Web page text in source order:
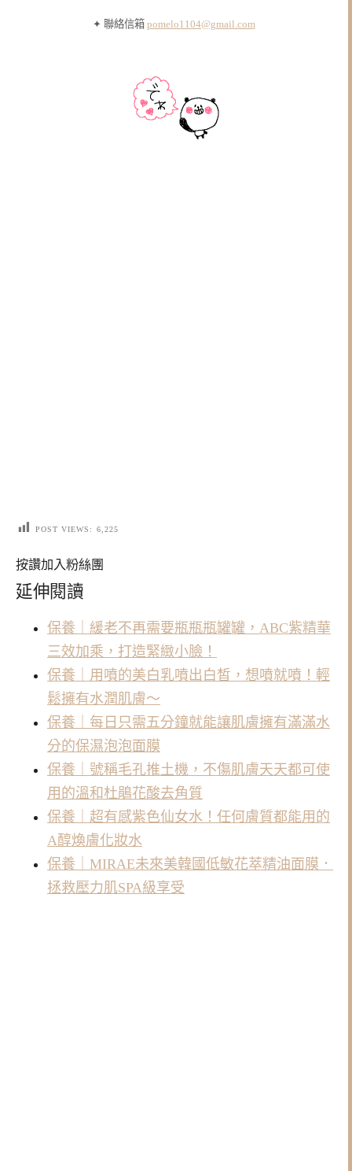
✦ 聯絡信箱 pomelo1104@gmail.com
POST VIEWS: 6,225
按讚加入粉絲團
延伸閱讀
保養｜緩老不再需要瓶瓶瓶罐罐，ABC紫精華
三效加乘，打造緊緻小臉！
保養｜用噴的美白乳噴出白皙，想噴就噴！輕
鬆擁有水潤肌膚～
保養｜每日只需五分鐘就能讓肌膚擁有滿滿水
分的保濕泡泡面膜
保養｜號稱毛孔推土機，不傷肌膚天天都可使
用的溫和杜鵑花酸去角質
保養｜超有感紫色仙女水！任何膚質都能用的
A醇煥膚化妝水
保養｜MIRAE未來美韓國低敏花萃精油面膜．
拯救壓力肌SPA級享受